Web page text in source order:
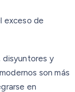
exceso de
disyuntores y
son más
en